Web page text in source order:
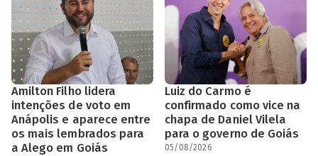
Amilton Filho lidera
intenções de voto em
Anápolis e aparece entre
os mais lembrados para
a Alego em Goiás
Luiz do Carmo é
confirmado como vice na
chapa de Daniel Vilela
para o governo de Goiás
05/08/2026